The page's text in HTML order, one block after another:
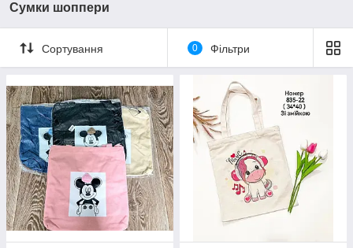
Сумки шоппери
Сортування 0 Фільтри